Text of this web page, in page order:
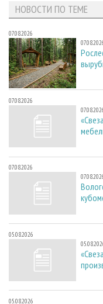
НОВОСТИ ПО ТЕМЕ
07.08.2026
07.08.2026
07.08.2026
05.08.2026
05.08.2026